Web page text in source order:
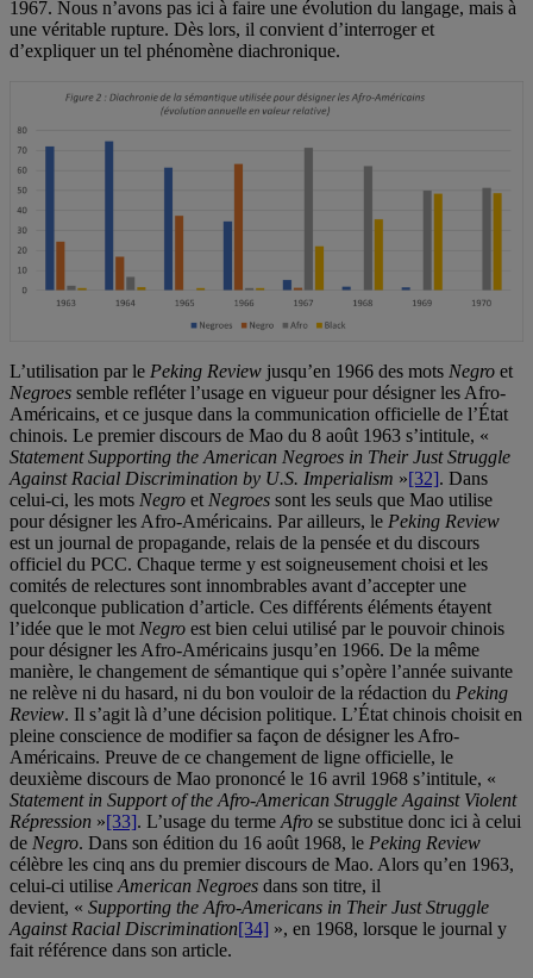
1967. Nous n’avons pas ici à faire une évolution du langage, mais à
une véritable rupture. Dès lors, il convient d’interroger et
d’expliquer un tel phénomène diachronique.
L’utilisation par le Peking Review jusqu’en 1966 des mots Negro et
Negroes semble refléter l’usage en vigueur pour désigner les Afro-
Américains, et ce jusque dans la communication officielle de l’État
chinois. Le premier discours de Mao du 8 août 1963 s’intitule, «
Statement Supporting the American Negroes in Their Just Struggle
Against Racial Discrimination by U.S. Imperialism »[32]. Dans
celui-ci, les mots Negro et Negroes sont les seuls que Mao utilise
pour désigner les Afro-Américains. Par ailleurs, le Peking Review
est un journal de propagande, relais de la pensée et du discours
officiel du PCC. Chaque terme y est soigneusement choisi et les
comités de relectures sont innombrables avant d’accepter une
quelconque publication d’article. Ces différents éléments étayent
l’idée que le mot Negro est bien celui utilisé par le pouvoir chinois
pour désigner les Afro-Américains jusqu’en 1966. De la même
manière, le changement de sémantique qui s’opère l’année suivante
ne relève ni du hasard, ni du bon vouloir de la rédaction du Peking
Review. Il s’agit là d’une décision politique. L’État chinois choisit en
pleine conscience de modifier sa façon de désigner les Afro-
Américains. Preuve de ce changement de ligne officielle, le
deuxième discours de Mao prononcé le 16 avril 1968 s’intitule, «
Statement in Support of the Afro-American Struggle Against Violent
Répression »[33]. L’usage du terme Afro se substitue donc ici à celui
de Negro. Dans son édition du 16 août 1968, le Peking Review
célèbre les cinq ans du premier discours de Mao. Alors qu’en 1963,
celui-ci utilise American Negroes dans son titre, il
devient, « Supporting the Afro-Americans in Their Just Struggle
Against Racial Discrimination[34] », en 1968, lorsque le journal y
fait référence dans son article.